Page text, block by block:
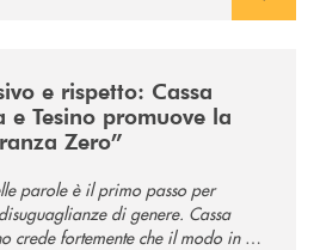
e rispetto: Cassa
e Tesino promuove la
Zero”
parole è il primo passo per
di genere. Cassa
crede fortemente che il modo in cui